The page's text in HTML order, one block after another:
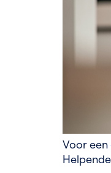
Voor